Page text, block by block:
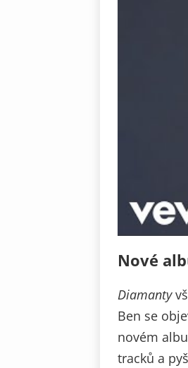
Nové
Diamanty
Ben se
novém
tracků a